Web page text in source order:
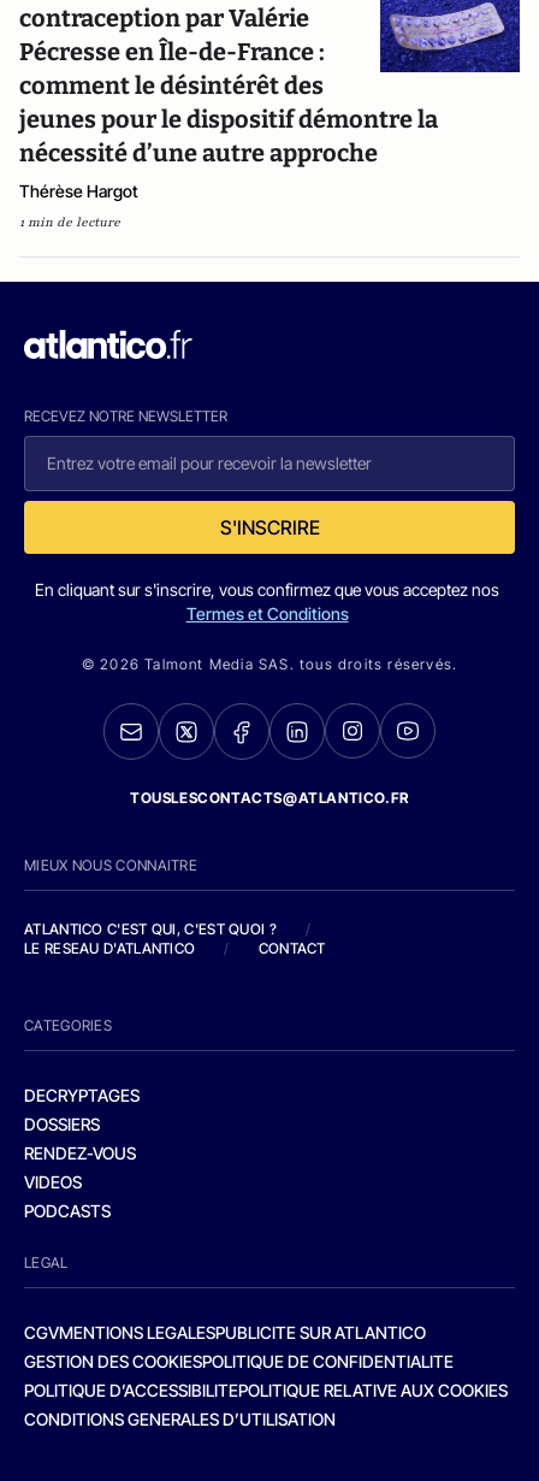
contraception par Valérie
Pécresse en Île-de-France :
comment le désintérêt des
jeunes pour le dispositif démontre la
nécessité d’une autre approche
Thérèse Hargot
1 min de lecture
RECEVEZ NOTRE NEWSLETTER
S'INSCRIRE
En cliquant sur s'inscrire, vous confirmez que vous acceptez nos
Termes et Conditions
© 2026 Talmont Media SAS. tous droits réservés.
TOUSLESCONTACTS@ATLANTICO.FR
MIEUX NOUS CONNAITRE
ATLANTICO C'EST QUI, C'EST QUOI ?
/
LE RESEAU D'ATLANTICO
/ CONTACT
CATEGORIES
DECRYPTAGES
DOSSIERS
RENDEZ-VOUS
VIDEOS
PODCASTS
LEGAL
CGVMENTIONS LEGALESPUBLICITE SUR ATLANTICO
GESTION DES COOKIESPOLITIQUE DE CONFIDENTIALITE
POLITIQUE D’ACCESSIBILITEPOLITIQUE RELATIVE AUX COOKIES
CONDITIONS GENERALES D’UTILISATION